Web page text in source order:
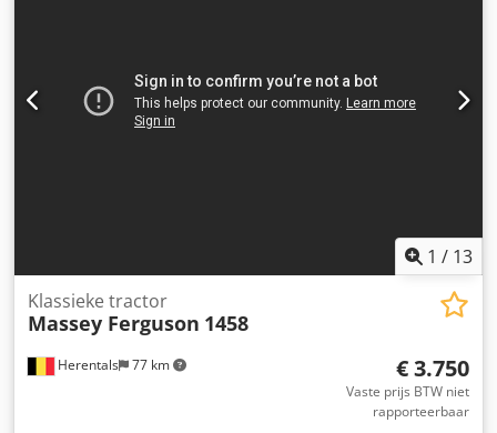
1 / 13
Herentals 77 km
Klassieke tractor
Massey Ferguson 1458
€ 3.750
Vaste prijs BTW niet
rapporteerbaar